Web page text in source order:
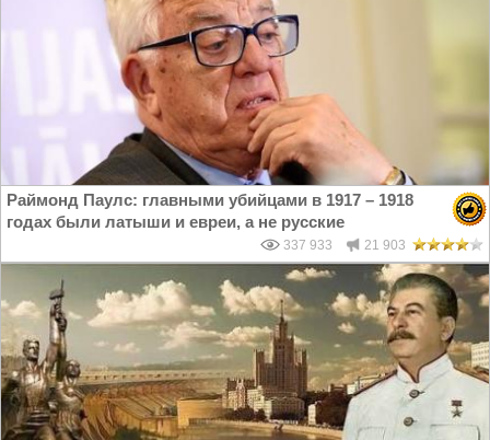
Раймонд Паулс: главными убийцами в 1917 – 1918
годах были латыши и евреи, а не русские
337 933 21 903